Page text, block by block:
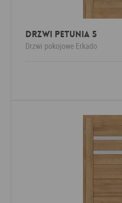
Drzwi PETUNIA 5
Drzwi pokojowe Erkado